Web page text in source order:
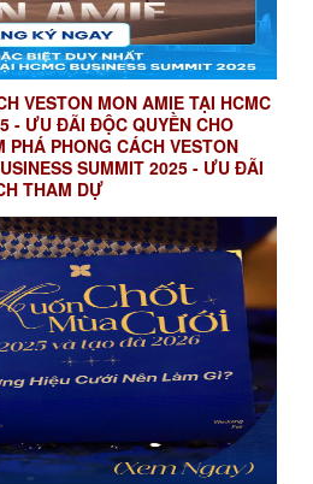
VESTON MON AMIE TẠI HCMC
- ƯU ĐÃI ĐỘC QUYỀN CHO
PHONG CÁCH VESTON
SUMMIT 2025 - ƯU ĐÃI
THAM DỰ